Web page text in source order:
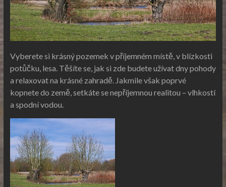
Vyberete si krásný pozemek v příjemném místě, v blízkosti
potůčku, lesa. Těšíte se, jak si zde budete užívat dny pohody
a relaxovat na krásné zahradě. Jakmile však poprvé
kopnete do země, setkáte se nepříjemnou realitou – vlhkostí
a spodní vodou.